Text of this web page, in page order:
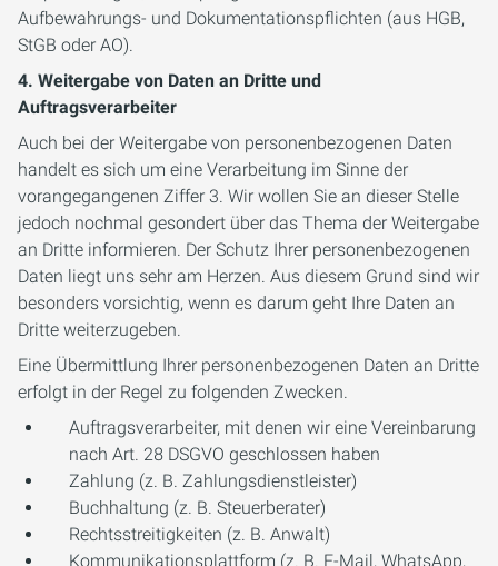
Aufbewahrungs- und Dokumentationspflichten (aus HGB,
StGB oder AO).
4. Weitergabe von Daten an Dritte und
Auftragsverarbeiter
Auch bei der Weitergabe von personenbezogenen Daten
handelt es sich um eine Verarbeitung im Sinne der
vorangegangenen Ziffer 3. Wir wollen Sie an dieser Stelle
jedoch nochmal gesondert über das Thema der Weitergabe
an Dritte informieren. Der Schutz Ihrer personenbezogenen
Daten liegt uns sehr am Herzen. Aus diesem Grund sind wir
besonders vorsichtig, wenn es darum geht Ihre Daten an
Dritte weiterzugeben.
Eine Übermittlung Ihrer personenbezogenen Daten an Dritte
erfolgt in der Regel zu folgenden Zwecken.
Auftragsverarbeiter, mit denen wir eine Vereinbarung
nach Art. 28 DSGVO geschlossen haben
Zahlung (z. B. Zahlungsdienstleister)
Buchhaltung (z. B. Steuerberater)
Rechtsstreitigkeiten (z. B. Anwalt)
Kommunikationsplattform (z. B. E-Mail, WhatsApp,